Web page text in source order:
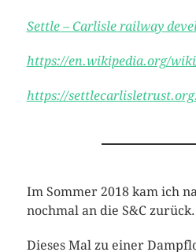
Settle – Carlisle railway
https://en.wikipedia.org/
https://
Im Sommer 2018 kam ich
nochmal an die S&C zurück.
Dieses Mal zu einer